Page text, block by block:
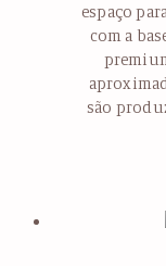
espaço
com a
são